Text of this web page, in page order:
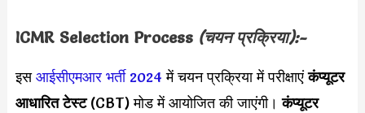
ICMR Selection Process (चयन प्रक्रिया):-
इसआईसीएमआर भर्ती 2024 में चयन प्रक्रिया में परीक्षाएंकंप्यूटर
आधारित टेस्ट(CBT) मोड में आयोजित की जाएंगी।कंप्यूटर